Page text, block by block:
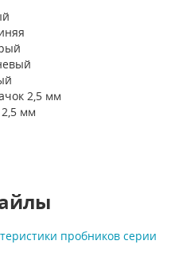
2,5 мм
мм
пробников серии